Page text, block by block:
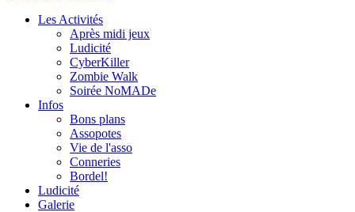
Les Activités
Après midi jeux
Ludicité
CyberKiller
Zombie Walk
Soirée NoMADe
Infos
Bons plans
Assopotes
Vie de l'asso
Conneries
Bordel!
Ludicité
Galerie